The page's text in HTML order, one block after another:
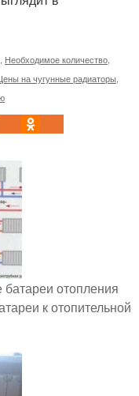
Необходимое количество
на чугунные радиаторы
отопления
к отопительной